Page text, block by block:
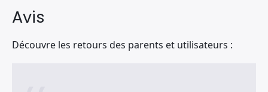
Avis
Découvre les retours des parents et utilisateurs :